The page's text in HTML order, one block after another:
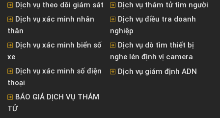
Dịch vụ theo dõi giám sát
Dịch vụ thám tử tìm người
Dịch vụ xác minh nhân
thân
Dịch vụ điều tra doanh
nghiệp
Dịch vụ xác minh biển số
xe
Dịch vụ dò tìm thiết bị
nghe lén định vị camera
Dịch vụ xác minh số điện
thoại
Dịch vụ giám định ADN
BÁO GIÁ DỊCH VỤ THÁM
TỬ